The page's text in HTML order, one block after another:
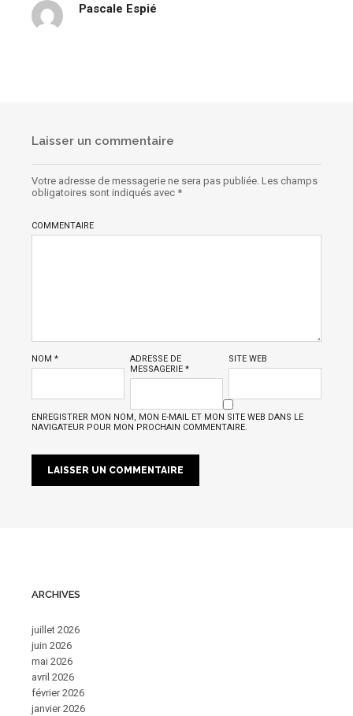
Pascale Espié
Laisser un commentaire
Votre adresse de messagerie ne sera pas publiée. Les champs
obligatoires sont indiqués avec *
COMMENTAIRE
NOM *
ADRESSE DE
MESSAGERIE*
SITE WEB
ENREGISTRER MON NOM, MON E-MAIL ET MON SITE WEB DANS LE
NAVIGATEUR POUR MON PROCHAIN COMMENTAIRE.
ARCHIVES
juillet 2026
juin 2026
mai 2026
avril 2026
février 2026
janvier 2026